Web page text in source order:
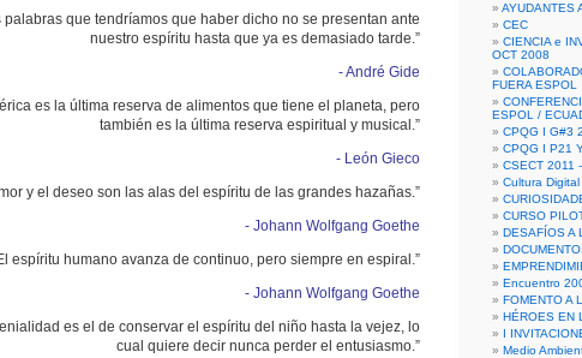
palabras que tendríamos que haber dicho no se presentan ante
nuestro espíritu hasta que ya es demasiado tarde.”
- André Gide
es la última reserva de alimentos que tiene el planeta, pero
también es la última reserva espiritual y musical.”
- León Gieco
y el deseo son las alas del espíritu de las grandes hazañas.”
- Johann Wolfgang Goethe
espíritu humano avanza de continuo, pero siempre en espiral.”
- Johann Wolfgang Goethe
es el de conservar el espíritu del niño hasta la vejez, lo
cual quiere decir nunca perder el entusiasmo.”
AYUDANTES
CEC
CIENCIA e
OCT 2008
FUERA ESPOL
ESPOL /
CPQG I G#3
CPQG I P21
CSECT 2011
Cultura Digital
CURSO
DESAFÍOS A
Encuentro
FOMENTO A
HÉROES EN
I
Medio